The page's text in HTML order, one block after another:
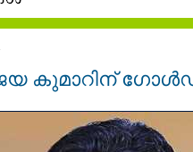
കുമാറിന്‌